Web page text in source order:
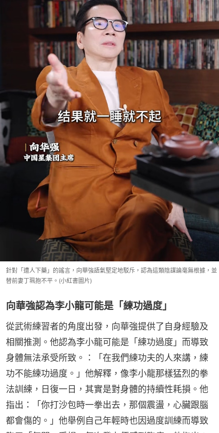
針對「遭人下藥」的謠言，向華強語氣堅定地駁斥，認為這類陰謀論毫無根據，並
替前妻丁珮抱不平。(小紅書圖片)
向華強認為李小龍可能是「練功過度」
從武術練習者的角度出發，向華強提供了自身經驗及
相關推測。他認為李小龍可能是「練功過度」而導致
身體無法承受所致。：「在我們練功夫的人來講，練
功不能練功過度。」他解釋，像李小龍那樣猛烈的拳
法訓練，日復一日，其實是對身體的持續性耗損。他
指出：「你打沙包時一拳出去，那個震盪，心臟跟腦
都會傷的。」他舉例自己年輕時也因過度訓練而導致